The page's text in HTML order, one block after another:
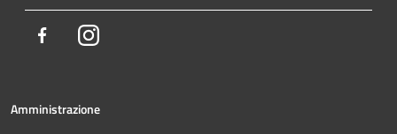
FacebookInstagram
Amministrazione